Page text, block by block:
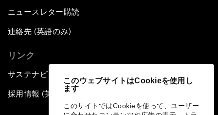
このウェブサイトはCookieを使用し
ます
このサイトではCookieを使って、ユーザー
ニュースレター購読
連絡先 (英語のみ)
リンク
サステナビリティへの取り組み
採用情報 (英語のみ)